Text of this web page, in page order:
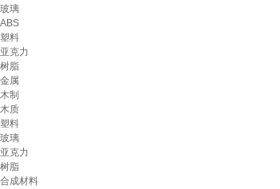
玻璃
ABS
塑料
亚克力
树脂
金属
木制
木质
塑料
玻璃
亚克力
树脂
合成材料